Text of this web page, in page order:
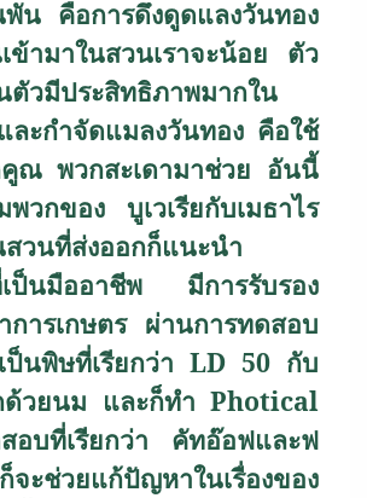
พัน คือการดึงดูดแลงวันทอง
ข้ามาในสวนเราจะน้อย ตัว
ตัวมีประสิทธิภาพมากใน
ละกำจัดแมลงวันทอง คือใช้
ณ พวกสะเดามาช่วย อันนี้
พวกของ บูเวเรียกับเมธาไร
สวนที่ส่งออกก็แนะนำ
ป็นมืออาชีพ มีการรับรอง
การเกษตร ผ่านการทดสอบ
ป็นพิษที่เรียกว่า LD 50 กับ
ด้วยนม และก็ทำ Photical
อบที่เรียกว่า คัทอ๊อฟและฟ
ะช่วยแก้ปัญหาในเรื่องของ